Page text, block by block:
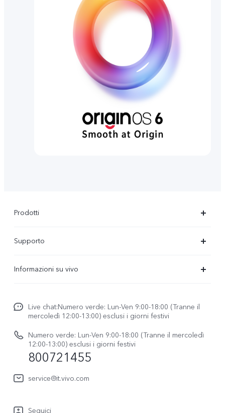
Prodotti
X300
V70 FE
vivo Watch GT 2
Y31 5G
vivo Buds Air3
Supporto
Funtouch OS
Aggiornamento del sistema
Manuale utente
Informazioni sulla Garanzia
Scarica le LUT per il ripristino di Log
Informazioni su vivo
Lavori con noi
Netiquette vivo
Note legali
Live chat:Numero verde: Lun-Ven 9:00-18:00 (Tranne il
mercoledì 12:00-13:00) esclusi i giorni festivi
Numero verde: Lun-Ven 9:00-18:00 (Tranne il mercoledì
12:00-13:00) esclusi i giorni festivi
800721455
service@it.vivo.com
Seguici